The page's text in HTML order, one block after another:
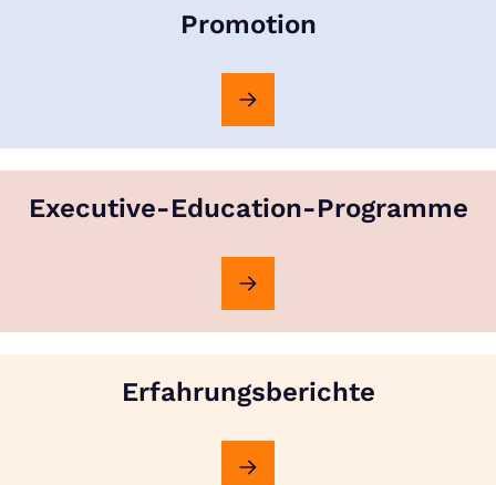
Promotion
Executive-Education-Programme
Erfahrungsberichte